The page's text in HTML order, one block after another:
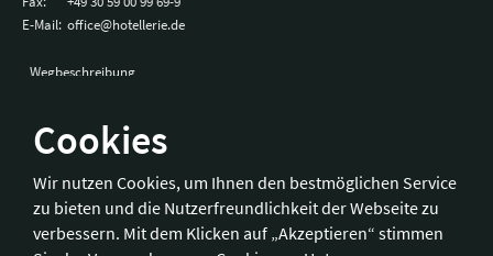
Cookies
Wir nutzen Cookies, um Ihnen den bestmöglichen Service
zu bieten und die Nutzerfreundlichkeit der Webseite zu
verbessern. Mit dem Klicken auf „Akzeptieren“ stimmen
E-Mail: office@hotellerie.de
Wegbeschreibung
Hotelverband Deutschland (IHA) / IHA-Service GmbH